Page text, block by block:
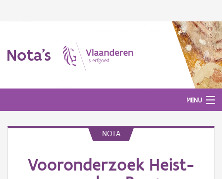
Nota's
MENU
Aanmelden
NOTA
Vooronderzoek Heist-